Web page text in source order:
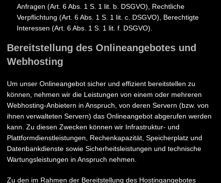
Anfragen (Art. 6 Abs. 1 S. 1 lit. b. DSGVO), Rechtliche
Verpflichtung (Art. 6 Abs. 1 S. 1 lit. c. DSGVO), Berechtigte
Interessen (Art. 6 Abs. 1 S. 1 lit. f. DSGVO).
Bereitstellung des Onlineangebotes und
Webhosting
Um unser Onlineangebot sicher und effizient bereitstellen zu
können, nehmen wir die Leistungen von einem oder mehreren
Webhosting-Anbietern in Anspruch, von deren Servern (bzw. von
ihnen verwalteten Servern) das Onlineangebot abgerufen werden
kann. Zu diesen Zwecken können wir Infrastruktur- und
Plattformdienstleistungen, Rechenkapazität, Speicherplatz und
Datenbankdienste sowie Sicherheitsleistungen und technische
Wartungsleistungen in Anspruch nehmen.
Zu den im Rahmen der Bereitstellung des Hostingangebotes